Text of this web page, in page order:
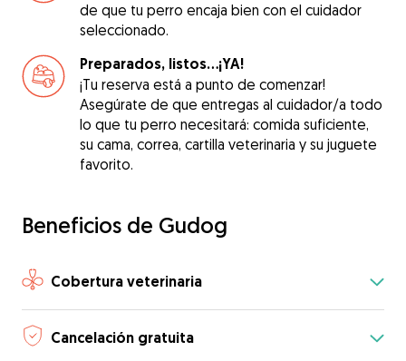
de que tu perro encaja bien con el cuidador
seleccionado.
Preparados, listos...¡YA!
¡Tu reserva está a punto de comenzar!
Asegúrate de que entregas al cuidador/a todo
lo que tu perro necesitará: comida suficiente,
su cama, correa, cartilla veterinaria y su juguete
favorito.
Beneficios de Gudog
Cobertura veterinaria
Cancelación gratuita